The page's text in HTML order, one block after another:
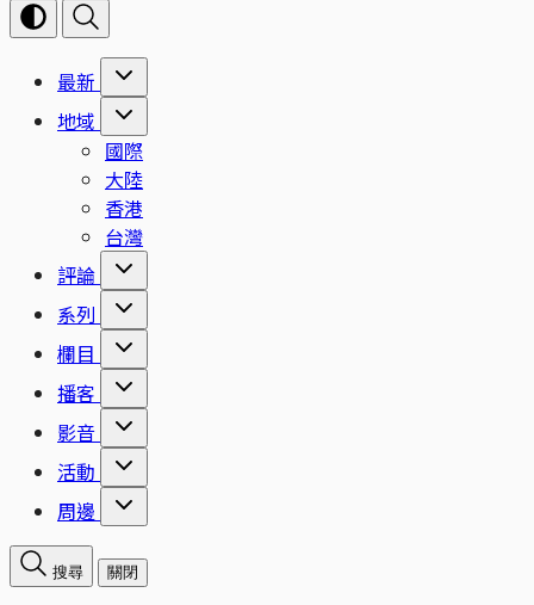
最新
地域
國際
大陸
香港
台灣
評論
系列
欄目
播客
影音
活動
周邊
搜尋 關閉